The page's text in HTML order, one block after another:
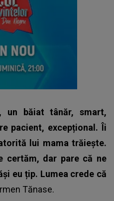
un băiat tânăr, smart,
pacient, excepțional. Îi
lui mama trăiește.
certăm, dar pare că ne
eu țip. Lumea crede că
Tănase.